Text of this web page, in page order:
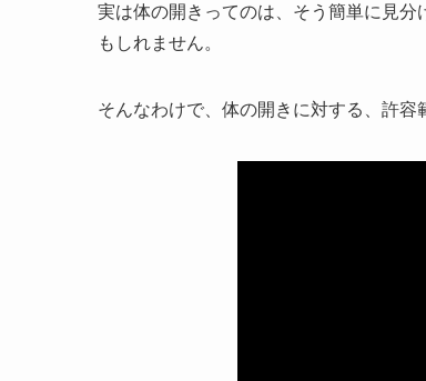
実は体の開きってのは、そう簡単に見
もしれません。
そんなわけで、体の開きに対する、許容